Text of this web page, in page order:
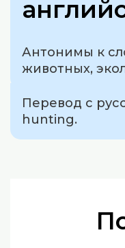
Антонимы к
животных,
Перевод с
hunting.